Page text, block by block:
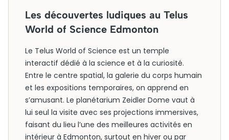
Les découvertes ludiques au Telus
World of Science Edmonton
Le Telus World of Science est un temple
interactif dédié à la science et à la curiosité.
Entre le centre spatial, la galerie du corps humain
et les expositions temporaires, on apprend en
s’amusant. Le planétarium Zeidler Dome vaut à
lui seul la visite avec ses projections immersives,
faisant du lieu l’une des meilleures activités en
intérieur à Edmonton, surtout en hiver ou par